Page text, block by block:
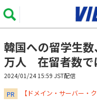
韓国への留学生
万人 在留者数で
2024/01/24 15:59 JST配信
PR 【ドメイン・サーバー・